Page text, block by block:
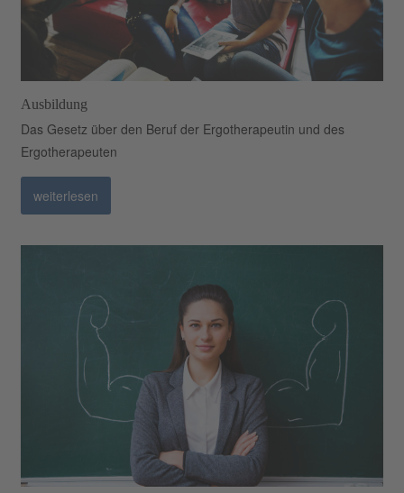
Ausbildung
Das Gesetz über den Beruf der Ergotherapeutin und des
Ergotherapeuten
weiterlesen